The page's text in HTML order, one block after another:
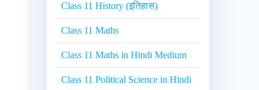
Class 11 History (इतिहास)
Class 11 Maths
Class 11 Maths in Hindi Medium
Class 11 Political Science in Hindi